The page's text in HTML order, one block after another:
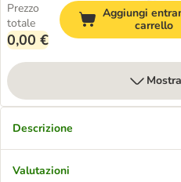
Prezzo
totale
0,00 €
Aggiungi
carrello
Descrizione
Valutazioni